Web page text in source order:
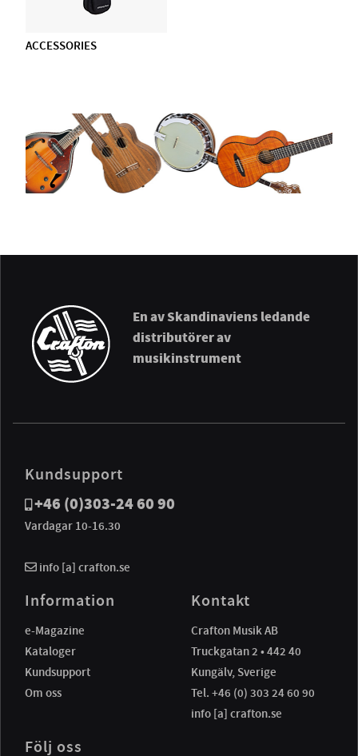
ACCESSORIES
En av Skandinaviens ledande
distributörer av
musikinstrument
Kundsupport
+46 (0)303-24 60 90
Vardagar 10-16.30
info [a] crafton.se
Information
e-Magazine
Kataloger
Kundsupport
Om oss
Kontakt
Crafton Musik AB
Truckgatan 2 • 442 40
Kungälv, Sverige
Tel. +46 (0) 303 24 60 90
info [a] crafton.se
Följ oss